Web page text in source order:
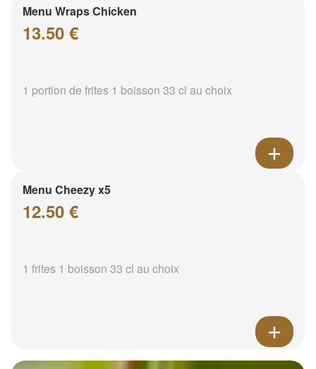
Menu Wraps Chicken
13.50 €
1 portion de frites 1 boisson 33 cl au choix
Menu Cheezy x5
12.50 €
1 frites 1 boisson 33 cl au choix